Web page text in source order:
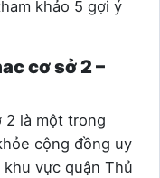
khảo 5 gợi ý
cơ sở 2 –
2 là một trong
cộng đồng uy
vực quận Thủ